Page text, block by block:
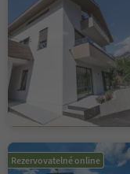
Rezervovatelné online